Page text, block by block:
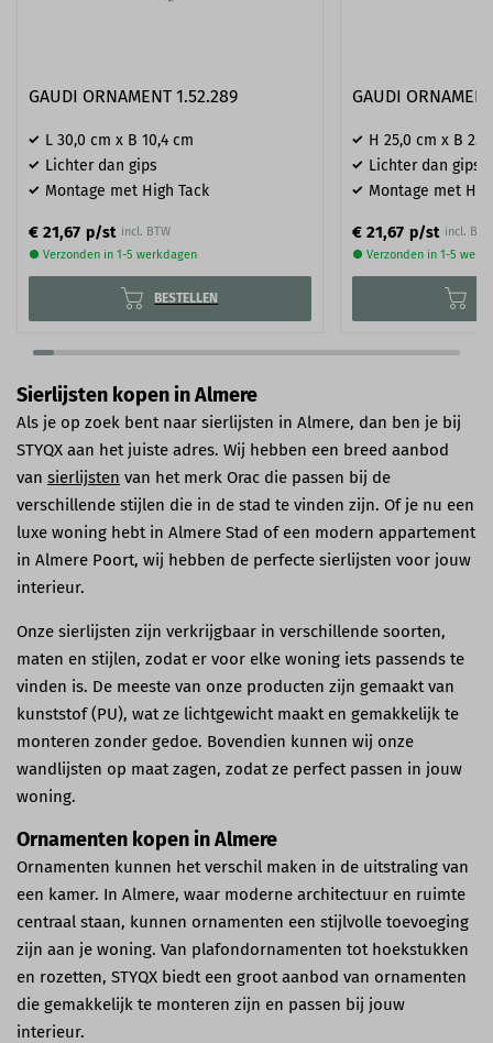
GAUDI ORNAMENT 1.52.289
L 30,0 cm x B 10,4 cm
Lichter dan gips
Montage met High Tack
€ 21,67 p/st incl. BTW
● Verzonden in 1-5 werkdagen
BESTELLEN
GAUDI
H 25,0 cm x B
Lichter dan gips
Montage met
€ 21,67 p/st incl. BTW
● Verzonden in 1-5
Sierlijsten kopen in Almere
Als je op zoek bent naar sierlijsten in Almere, dan ben je bij
STYQX aan het juiste adres. Wij hebben een breed aanbod
van sierlijsten van het merk Orac die passen bij de
verschillende stijlen die in de stad te vinden zijn. Of je nu een
luxe woning hebt in Almere Stad of een modern appartement
in Almere Poort, wij hebben de perfecte sierlijsten voor jouw
interieur.
Onze sierlijsten zijn verkrijgbaar in verschillende soorten,
maten en stijlen, zodat er voor elke woning iets passends te
vinden is. De meeste van onze producten zijn gemaakt van
kunststof (PU), wat ze lichtgewicht maakt en gemakkelijk te
monteren zonder gedoe. Bovendien kunnen wij onze
wandlijsten op maat zagen, zodat ze perfect passen in jouw
woning.
Ornamenten kopen in Almere
Ornamenten kunnen het verschil maken in de uitstraling van
een kamer. In Almere, waar moderne architectuur en ruimte
centraal staan, kunnen ornamenten een stijlvolle toevoeging
zijn aan je woning. Van plafondornamenten tot hoekstukken
en rozetten, STYQX biedt een groot aanbod van ornamenten
die gemakkelijk te monteren zijn en passen bij jouw
interieur.